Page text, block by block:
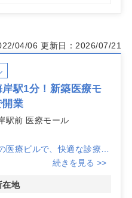
04/06 更新日：2026/07/21
駅1分！新築医療モ
開業
駅前 医療モール
療ビルで、快適な診療環
毛海岸駅」から徒歩1分と
続きを見る >>
在地